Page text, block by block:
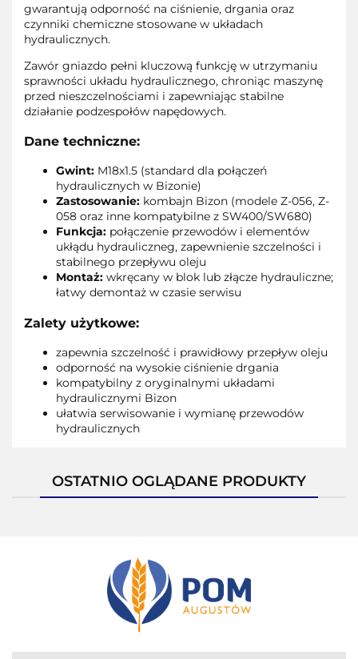
gwarantują odporność na ciśnienie, drgania oraz
czynniki chemiczne stosowane w układach
hydraulicznych.
Zawór gniazdo pełni kluczową funkcję w utrzymaniu
sprawności układu hydraulicznego, chroniąc maszynę
przed nieszczelnościami i zapewniając stabilne
działanie podzespołów napędowych.
Dane techniczne:
Gwint: M18x1.5 (standard dla połączeń
hydraulicznych w Bizonie)
Zastosowanie: kombajn Bizon (modele Z-056, Z-
058 oraz inne kompatybilne z SW400/SW680)
Funkcja: połączenie przewodów i elementów
ukłądu hydrauliczneg, zapewnienie szczelności i
stabilnego przepływu oleju
Montaż: wkręcany w blok lub złącze hydrauliczne;
łatwy demontaż w czasie serwisu
Zalety użytkowe:
zapewnia szczelność i prawidłowy przepływ oleju
odporność na wysokie ciśnienie drgania
kompatybilny z oryginalnymi układami
hydraulicznymi Bizon
ułatwia serwisowanie i wymianę przewodów
hydraulicznych
OSTATNIO OGLĄDANE PRODUKTY